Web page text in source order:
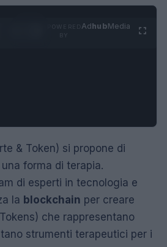
AdhubMedia
& Token) si propone di
forma di terapia.
di esperti in tecnologia e
la blockchain per creare
che rappresentano
strumenti terapeutici per i